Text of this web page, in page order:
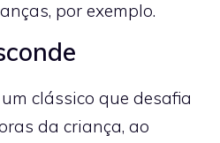
por exemplo.
clássico que desafia
da criança, ao